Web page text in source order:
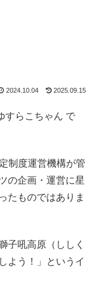
2024.10.04 2025.09.15
すらこちゃん で
制度運営機構が管
の企画・運営に星
たものではありま
子吼高原（ししく
よう！」というイ